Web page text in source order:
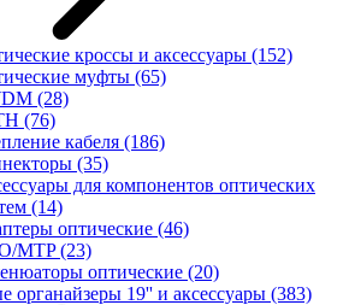
кроссы и аксессуары (152)
муфты (65)
(28)
(76)
кабеля (186)
(35)
для компонентов оптических
(14)
оптические (46)
MTP(23)
оптические (20)
органайзеры 19'' и аксессуары (383)